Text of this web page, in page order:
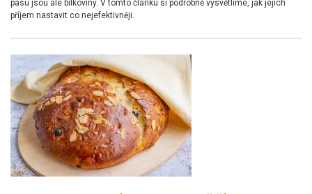
pasu jsou ale bílkoviny. V tomto článku si podrobně vysvětlíme, jak jejich
příjem nastavit co nejefektivněji.